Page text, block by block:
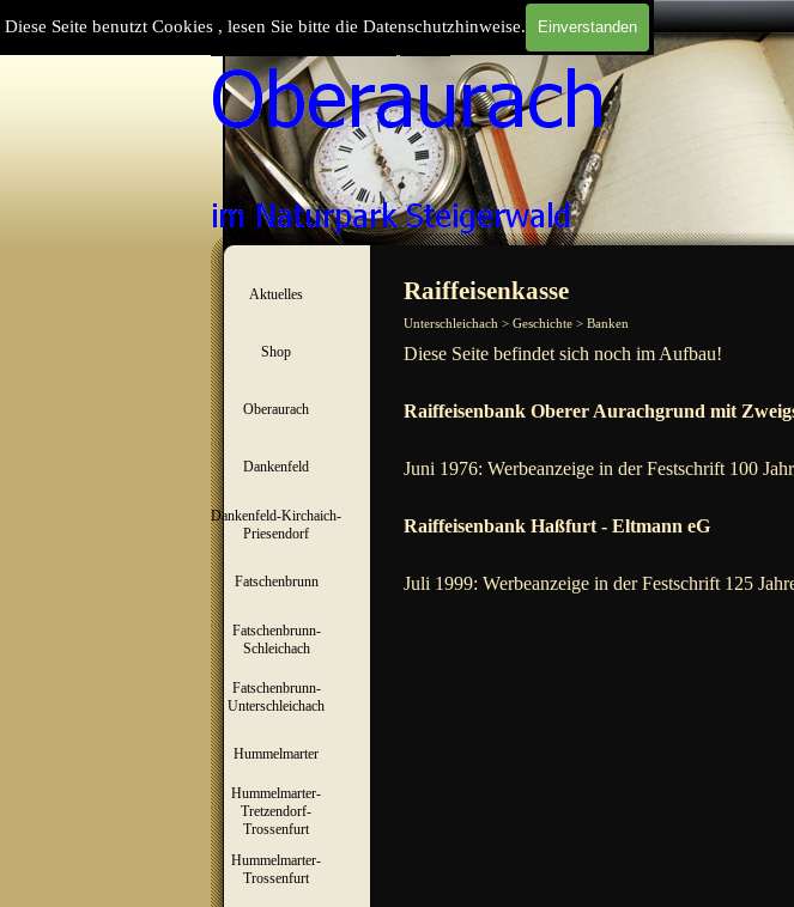
Diese Seite benutzt Cookies , lesen Sie bitte die Datenschutzhinweise. Einverstanden
Menü überspringen
Aktuelles ▼
Shop ▼
Oberaurach ▼
Dankenfeld ▼
Dankenfeld-Kirchaich-
Priesendorf
▼
Fatschenbrunn ▼
Fatschenbrunn-
Schleichach
Fatschenbrunn-
Unterschleichach
Hummelmarter
Hummelmarter-
Tretzendorf-
Trossenfurt
Hummelmarter-
Trossenfurt
Raiffeisenkasse
Unterschleichach > Geschichte > Banken
Diese Seite befindet sich noch im Aufbau!
Raiffeisenbank Oberer Aurachgrund mit
Juni 1976: Werbeanzeige in der Festschrift 100
Raiffeisenbank Haßfurt - Eltmann eG
Juli 1999: Werbeanzeige in der Festschrift 125